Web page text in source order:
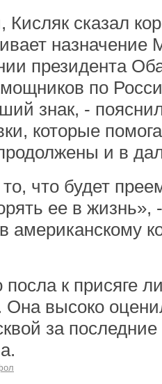
Кисляк сказал
назначение
президента
по
знак, -
которые
и в
что будет
ее в жизнь»,
американскому
к присяге
высоко
за последние